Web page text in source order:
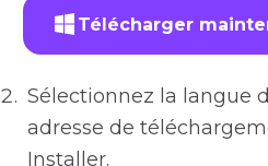
Télécharger
Sélectionnez la langue
adresse de
Installer.